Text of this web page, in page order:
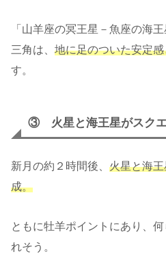
「山羊座の冥王星－魚座の海
三角は、 地に足のついた安定
す。
③ 火星と海王星がスクエ
新月の約２時間後、 火星と海
成。
ともに牡羊ポイントにあり、
れそう。